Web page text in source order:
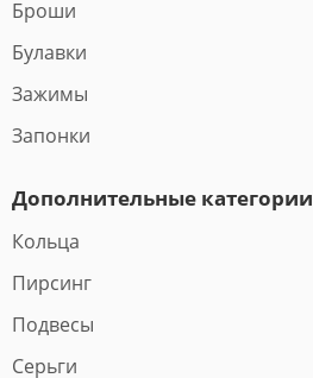
Броши
Булавки
Зажимы
Запонки
Дополнительные категории
Кольца
Пирсинг
Подвесы
Серьги